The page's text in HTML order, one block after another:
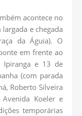
acontece no
e chegada
da Águia). O
em frente ao
Ipiranga e 13 de
(com parada
Roberto Silveira
Koeler e
temporárias